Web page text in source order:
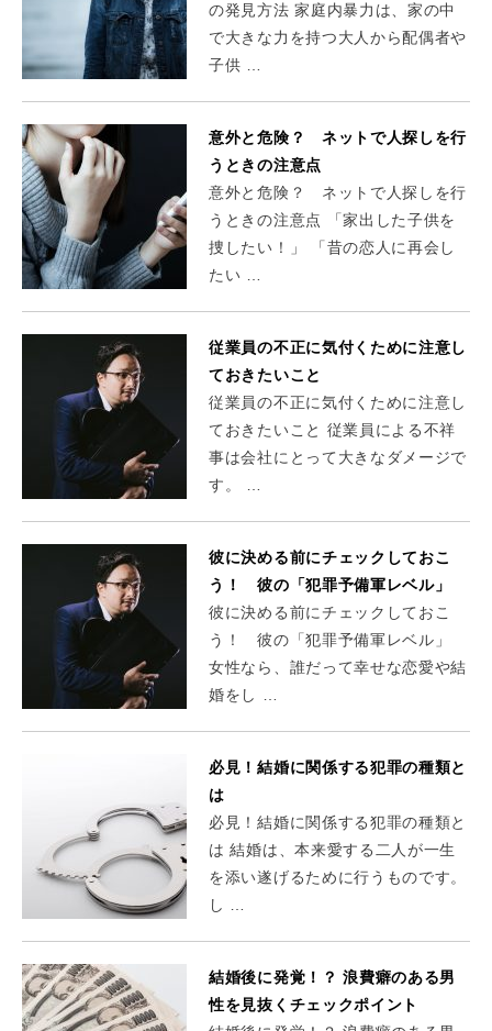
の発見方法 家庭内暴力は、家の中
で大きな力を持つ大人から配偶者や
子供 …
意外と危険？ ネットで人探しを行
うときの注意点
意外と危険？ ネットで人探しを行
うときの注意点 「家出した子供を
捜したい！」 「昔の恋人に再会し
たい …
従業員の不正に気付くために注意し
ておきたいこと
従業員の不正に気付くために注意し
ておきたいこと 従業員による不祥
事は会社にとって大きなダメージで
す。 …
彼に決める前にチェックしておこ
う！ 彼の「犯罪予備軍レベル」
彼に決める前にチェックしておこ
う！ 彼の「犯罪予備軍レベル」
女性なら、誰だって幸せな恋愛や結
婚をし …
必見！結婚に関係する犯罪の種類と
は
必見！結婚に関係する犯罪の種類と
は 結婚は、本来愛する二人が一生
を添い遂げるために行うものです。
し …
結婚後に発覚！？ 浪費癖のある男
性を見抜くチェックポイント